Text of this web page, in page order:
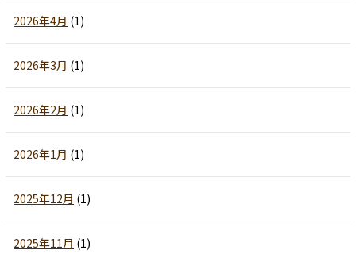
2026年4月 (1)
2026年3月 (1)
2026年2月 (1)
2026年1月 (1)
2025年12月 (1)
2025年11月 (1)